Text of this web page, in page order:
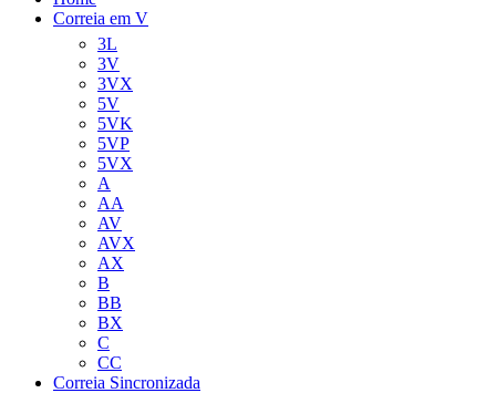
Correia em V
3L
3V
3VX
5V
5VK
5VP
5VX
A
AA
AV
AVX
AX
B
BB
BX
C
CC
Correia Sincronizada